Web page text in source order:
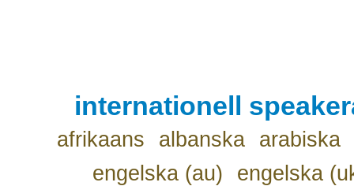
internationell
afrikaans albanska
arabiska
engelska (au)
engelska